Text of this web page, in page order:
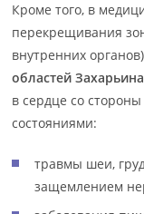
Кроме того, в
перекрещивания
внутренних
областей
в сердце со
состояниями:
травмы шеи,
защемлением